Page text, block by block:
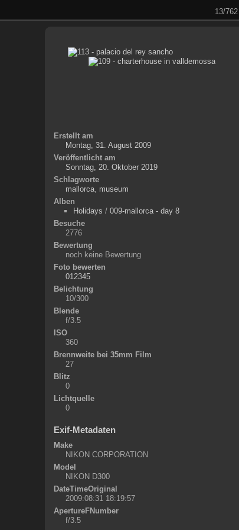
13/762
Erstellt am
Montag, 31. August 2009
Veröffentlicht am
Sonntag, 20. Oktober 2019
Schlagworte
mallorca, museum
Alben
Holidays / 009-mallorca - day 8
Besuche
2776
Bewertung
noch keine Bewertung
Foto bewerten
Belichtung
10/300
Blende
f/3.5
ISO
360
Brennweite bei 35mm Film
27
Blitz
0
Lichtquelle
0
Exif-Metadaten
Make
NIKON CORPORATION
Model
NIKON D300
DateTimeOriginal
2009:08:31 18:19:57
ApertureFNumber
f/3.5